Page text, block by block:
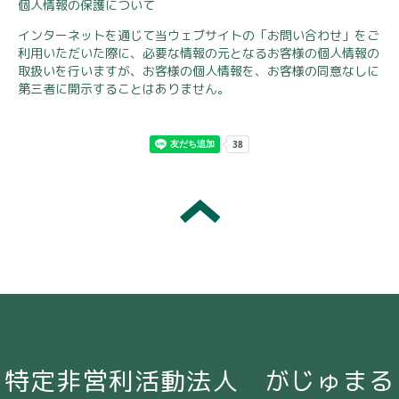
個人情報の保護について
インターネットを通じて当ウェブサイトの「お問い合わせ」をご
利用いただいた際に、必要な情報の元となるお客様の個人情報の
取扱いを行いますが、お客様の個人情報を、お客様の同意なしに
第三者に開示することはありません。
特定非営利活動法人 がじゅまる